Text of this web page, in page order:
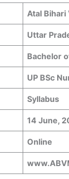
Atal Bihari
Uttar
Bachelor
UP BSc
Syllabus
14 June,
Online